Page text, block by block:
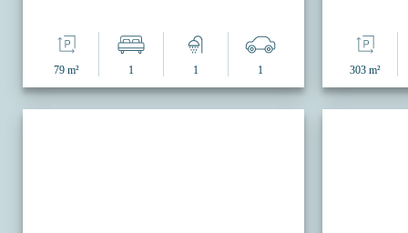
79 m² 1 1 1 303 m²